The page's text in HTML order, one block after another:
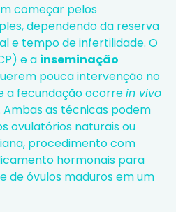
começar pelos
dependendo da reserva
e tempo de infertilidade. O
e a inseminação
pouca intervenção no
a fecundação ocorrein vivo
as técnicas podem
ovulatórios naturais ou
procedimento com
hormonais para
de óvulos maduros em um